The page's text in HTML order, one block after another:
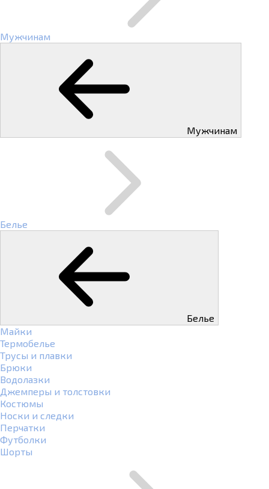
Мужчинам
Мужчинам
Белье
Белье
Майки
Термобелье
Трусы и плавки
Брюки
Водолазки
Джемперы и толстовки
Костюмы
Носки и следки
Перчатки
Футболки
Шорты